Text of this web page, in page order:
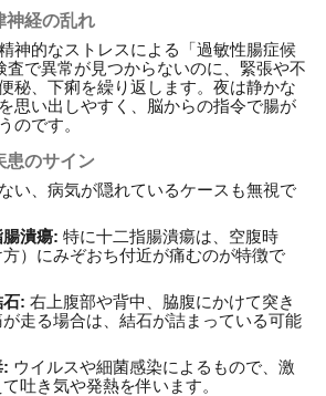
神経の乱れ
神的なストレスによる「過敏性腸症候
査で異常が見つからないのに、緊張や不
秘、下痢を繰り返します。夜は静かな
思い出しやすく、脳からの指令で腸が
のです。
患のサイン
い、病気が隠れているケースも無視で
潰瘍: 特に十二指腸潰瘍は、空腹時
方）にみぞおち付近が痛むのが特徴で
石: 右上腹部や背中、脇腹にかけて突き
走る場合は、結石が詰まっている可能
: ウイルスや細菌感染によるもので、激
吐き気や発熱を伴います。